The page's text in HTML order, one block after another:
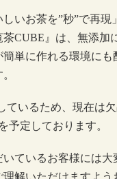
しいお茶を”秒”で再現
茶CUBE 』は、無添加
単に作れる環境にも
いるため、現在は欠
予定しております。
いているお客様には大
解いただけますよう